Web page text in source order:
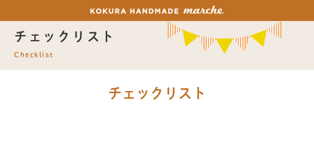
チェックリスト
Checklist
チェックリスト